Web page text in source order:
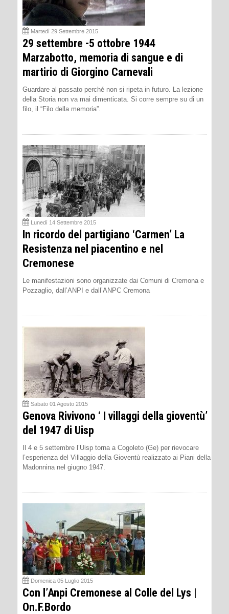
Martedì 29 Settembre 2015
29 settembre -5 ottobre 1944
Marzabotto, memoria di sangue e di
martirio di Giorgino Carnevali
Guardare al passato perché non si ripeta in futuro. La lezione
della Storia non va mai dimenticata. Si corre sempre su di un
filo, il “Filo della memoria”.
Lunedì 14 Settembre 2015
In ricordo del partigiano ‘Carmen’ La
Resistenza nel piacentino e nel
Cremonese
Le manifestazioni sono organizzate dai Comuni di Cremona e
Pozzaglio, dall’ANPI e dall’ANPC Cremona
Sabato 01 Agosto 2015
Genova Rivivono ‘ I villaggi della gioventù’
del 1947 di Uisp
Il 4 e 5 settembre l’Uisp torna a Cogoleto (Ge) per rievocare
l’esperienza del Villaggio della Gioventù realizzato ai Piani della
Madonnina nel giugno 1947.
Domenica 05 Luglio 2015
Con l’Anpi Cremonese al Colle del Lys |
On.F.Bordo